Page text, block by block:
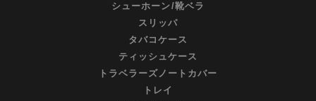
シューホーン/靴ベラ
スリッパ
タバコケース
ティッシュケース
トラベラーズノートカバー
トレイ